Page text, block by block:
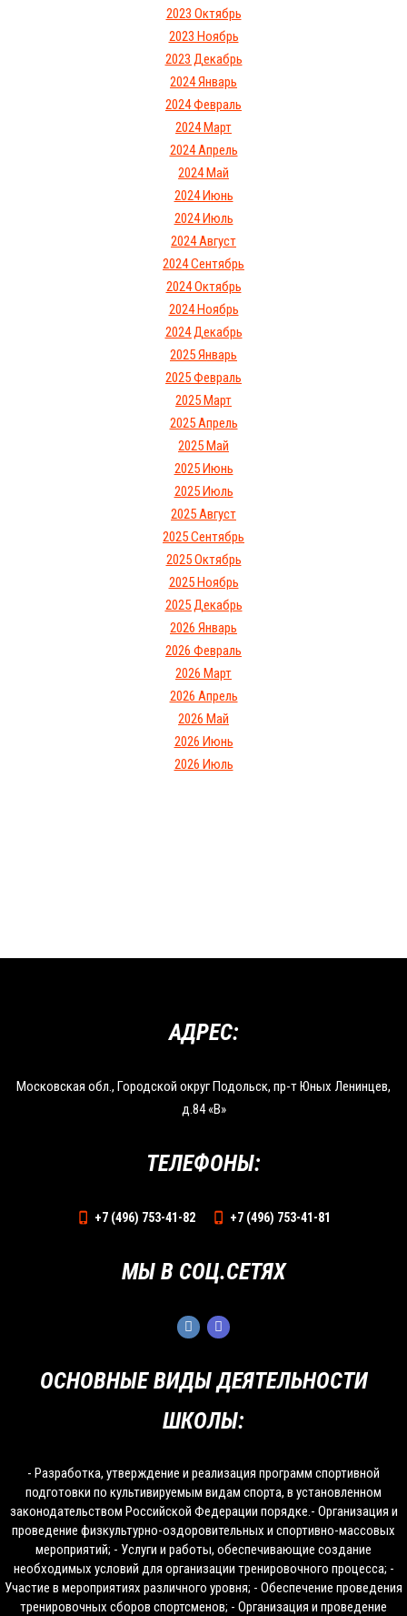
2023 Октябрь
2023 Ноябрь
2023 Декабрь
2024 Январь
2024 Февраль
2024 Март
2024 Апрель
2024 Май
2024 Июнь
2024 Июль
2024 Август
2024 Сентябрь
2024 Октябрь
2024 Ноябрь
2024 Декабрь
2025 Январь
2025 Февраль
2025 Март
2025 Апрель
2025 Май
2025 Июнь
2025 Июль
2025 Август
2025 Сентябрь
2025 Октябрь
2025 Ноябрь
2025 Декабрь
2026 Январь
2026 Февраль
2026 Март
2026 Апрель
2026 Май
2026 Июнь
2026 Июль
ОСНОВНЫЕ ВИДЫ ДЕЯТЕЛЬНОСТИ
ШКОЛЫ:
- Разработка, утверждение и реализация программ спортивной
подготовки по культивируемым видам спорта, в установленном
законодательством Российской Федерации порядке.- Организация и
проведение физкультурно-оздоровительных и спортивно-массовых
мероприятий; - Услуги и работы, обеспечивающие создание
необходимых условий для организации тренировочного процесса; -
Участие в мероприятиях различного уровня; - Обеспечение проведения
тренировочных сборов спортсменов; - Организация и проведение
АДРЕС:
Московская обл., Городской округ Подольск, пр-т Юных Ленинцев,
д.84 «В»
ТЕЛЕФОНЫ:
+7 (496) 753-41-82 +7 (496) 753-41-81
МЫ В СОЦ.СЕТЯХ